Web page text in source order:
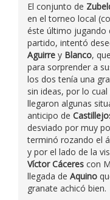
El conjunto de
en el torneo local
éste último jugando
partido, intentó
Aguirre y Blanco,
para sorprender a
los dos tenía una
sin ideas, por lo
llegaron algunas
anticipo de
desviado por muy
terminó rozando el
y por el lado de la
Víctor Cáceres con
llegada de Aquino
granate achicó bien.